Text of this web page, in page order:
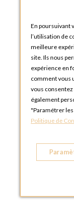
En poursuivant
l’utilisation de
meilleure
site. Ils nous
expérience en
comment vous
vous consentez
également
"Paramétrer
Politique de